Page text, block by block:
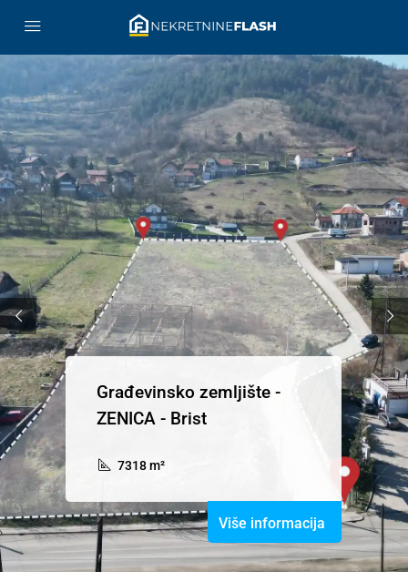
Građevinsko zemljište -
ZENICA - Brist
7318 m²
Više informacija